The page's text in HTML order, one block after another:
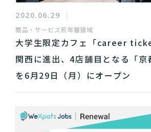
2020.06.29
商品・サービス若年層領域
大学生限定カフェ「career
関西に進出、4店舗目となる「京
を6月29日（月）にオープン